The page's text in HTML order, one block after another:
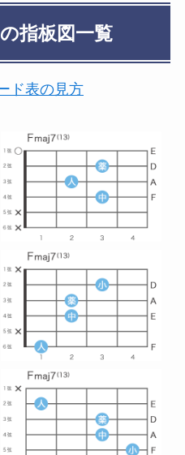
指板図一覧
ド表の見方